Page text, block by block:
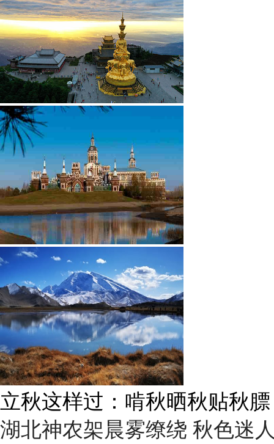
立秋话养生：“贴秋膘”莫着
湖北神农架晨雾缭绕 秋色迷